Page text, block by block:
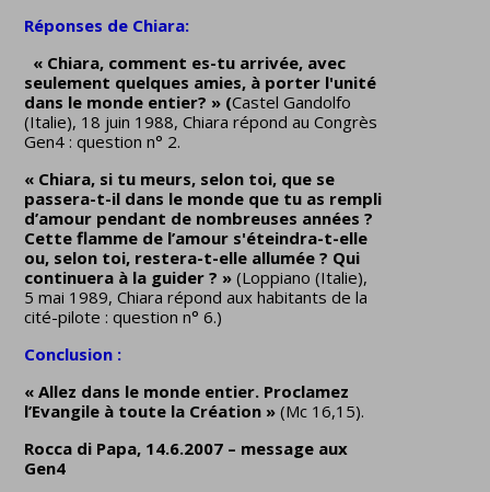
Réponses de Chiara:
« Chiara, comment es-tu arrivée, avec
seulement quelques amies, à porter l'unité
dans le monde entier? » (Castel Gandolfo
(Italie), 18 juin 1988, Chiara répond au Congrès
Gen4 : question n° 2.
« Chiara, si tu meurs, selon toi, que se
passera-t-il dans le monde que tu as rempli
d’amour pendant de nombreuses années ?
Cette flamme de l’amour s'éteindra-t-elle
ou, selon toi, restera-t-elle allumée ? Qui
continuera à la guider ? » (Loppiano (Italie),
5 mai 1989, Chiara répond aux habitants de la
cité-pilote : question n° 6.)
Conclusion :
« Allez dans le monde entier. Proclamez
l’Evangile à toute la Création » (Mc 16,15).
Rocca di Papa, 14.6.2007 – message aux
Gen4